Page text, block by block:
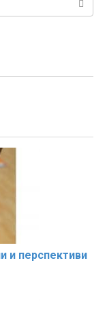
и перспективи